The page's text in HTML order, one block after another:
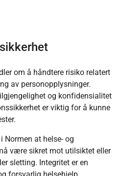
om å håndtere risiko relatert
av personopplysninger.
og konfidensialitet
er viktig for å kunne
Normen at helse- og
være sikret mot utilsiktet eller
sletting. Integritet er en